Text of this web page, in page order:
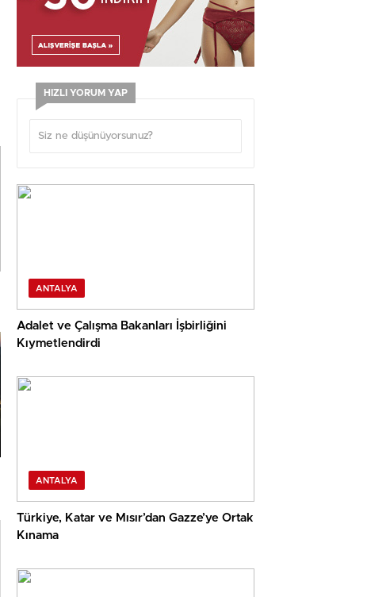
HIZLI YORUM YAP
ANTALYA
Adalet ve Çalışma Bakanları İşbirliğini
Kıymetlendirdi
ANTALYA
Türkiye, Katar ve Mısır’dan Gazze’ye Ortak
Kınama